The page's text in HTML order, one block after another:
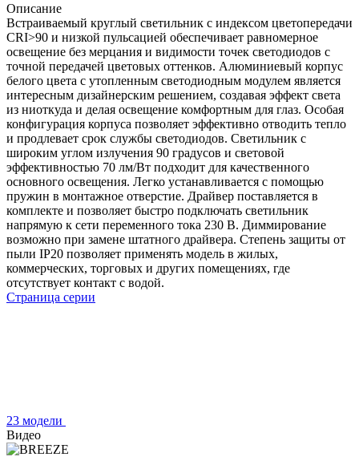
Описание
Встраиваемый круглый светильник с индексом цветопередачи
CRI>90 и низкой пульсацией обеспечивает равномерное
освещение без мерцания и видимости точек светодиодов с
точной передачей цветовых оттенков. Алюминиевый корпус
белого цвета с утопленным светодиодным модулем является
интересным дизайнерским решением, создавая эффект света
из ниоткуда и делая освещение комфортным для глаз. Особая
конфигурация корпуса позволяет эффективно отводить тепло
и продлевает срок службы светодиодов. Светильник с
широким углом излучения 90 градусов и световой
эффективностью 70 лм/Вт подходит для качественного
основного освещения. Легко устанавливается с помощью
пружин в монтажное отверстие. Драйвер поставляется в
комплекте и позволяет быстро подключать светильник
напрямую к сети переменного тока 230 В. Диммирование
возможно при замене штатного драйвера. Степень защиты от
пыли IP20 позволяет применять модель в жилых,
коммерческих, торговых и других помещениях, где
отсутствует контакт с водой.
Страница серии
23 модели
Видео